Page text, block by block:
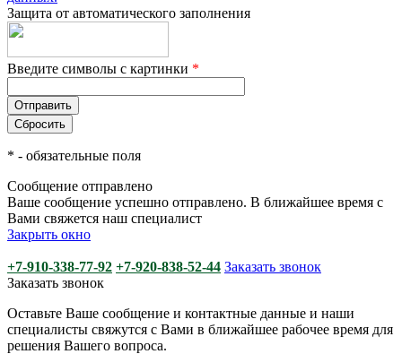
Защита от автоматического заполнения
Введите символы с картинки *
* - обязательные поля
Сообщение отправлено
Ваше сообщение успешно отправлено. В ближайшее время с
Вами свяжется наш специалист
Закрыть окно
+7-910-338-77-92 +7-920-838-52-44 Заказать звонок
Заказать звонок
Оставьте Ваше сообщение и контактные данные и наши
специалисты свяжутся с Вами в ближайшее рабочее время для
решения Вашего вопроса.